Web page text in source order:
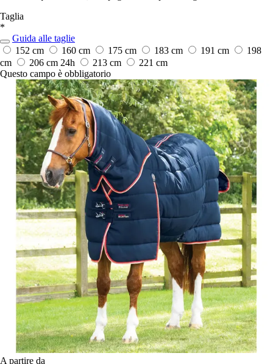
Taglia
*
Guida alle taglie
152 cm
160 cm 175 cm 183 cm 191 cm
198
cm
206 cm 24h 213 cm
221 cm
Questo campo è obbligatorio
A partire da